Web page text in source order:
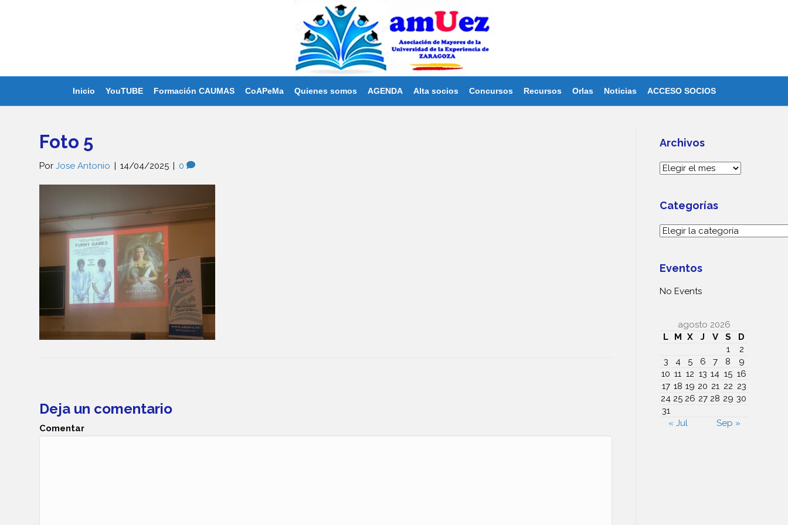
Inicio YouTUBE Formación CAUMAS CoAPeMa Quienes somos AGENDA Alta socios Concursos Recursos Orlas Noticias ACCESO SOCIOS
Foto 5
PorJose Antonio | 14/04/2025 | 0
Deja un comentario
Comentar
Archivos
Archivos
Categorías
Categorías
Eventos
No Events
agosto 2026
L
M X J V S
D
1
2
3
4 5 6 7 8
9
10 11 12 13 14 15 16
17 18 19 20 21 22 23
24 25 26 27 28 29 30
31
« Jul
Sep »